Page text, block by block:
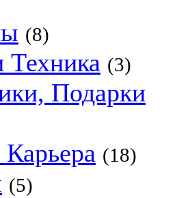
(8)
Техника (3)
Подарки
(18)
(5)